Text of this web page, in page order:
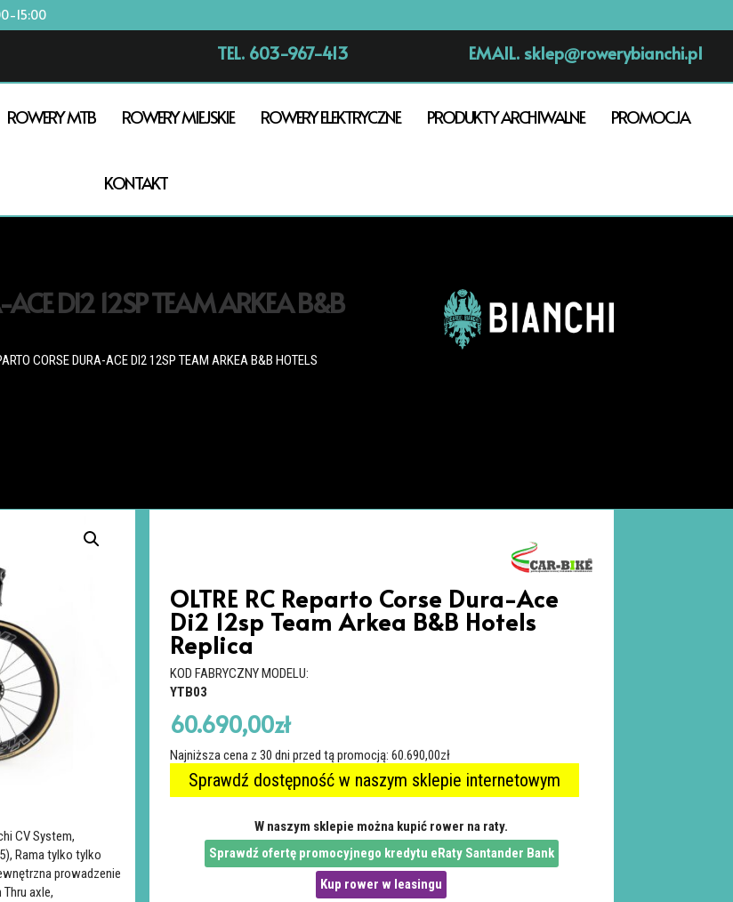
15:00
TEL. 603-967-413 EMAIL. sklep@rowerybianchi.pl
ROWERY MTB ROWERY MIEJSKIE ROWERY ELEKTRYCZNE PRODUKTY ARCHIWALNE PROMOCJA
KONTAKT
ACE DI2 12SP TEAM ARKEA B&B
CORSE DURA-ACE DI2 12SP TEAM ARKEA B&B HOTELS
CV System,
Rama tylko tylko
prowadzenie
axle,
OLTRE RC Reparto Corse Dura-Ace
Di2 12sp Team Arkea B&B Hotels
Replica
KOD FABRYCZNY MODELU:
YTB03
60.690,00zł
Najniższa cena z 30 dni przed tą promocją:60.690,00zł
Sprawdź dostępność w naszym sklepie internetowym
W naszym sklepie można kupić rower na raty.
Sprawdź ofertę promocyjnego kredytu eRaty Santander Bank
Kup rower w leasingu